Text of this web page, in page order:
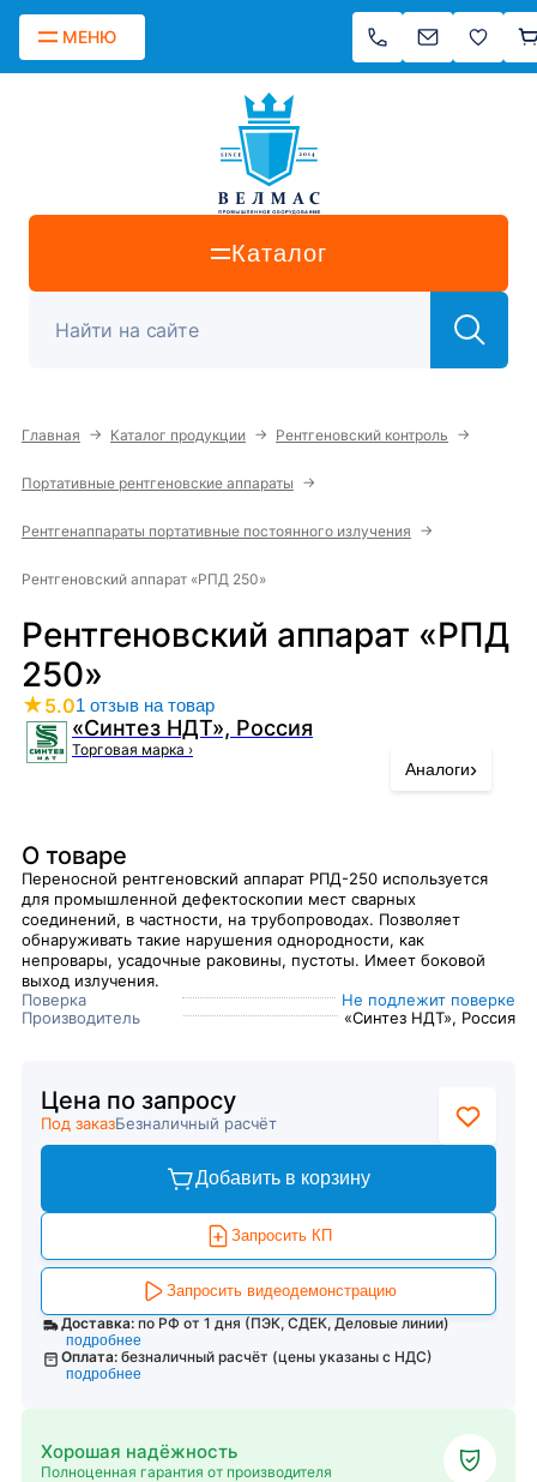
МЕНЮ
Каталог
Главная → Каталог продукции → Рентгеновский контроль →
Портативные рентгеновские аппараты →
Рентгенаппараты портативные постоянного излучения →
Рентгеновский аппарат «РПД 250»
Рентгеновский аппарат «РПД
250»
★5.01 отзыв на товар
«Синтез НДТ», Россия
Торговая марка ›
Аналоги›
О товаре
Переносной рентгеновский аппарат РПД-250 используется
для промышленной дефектоскопии мест сварных
соединений, в частности, на трубопроводах. Позволяет
обнаруживать такие нарушения однородности, как
непровары, усадочные раковины, пустоты. Имеет боковой
выход излучения.
Поверка
Не подлежит поверке
Производитель
«Синтез НДТ», Россия
Цена по запросу
Под заказБезналичный расчёт
Добавить в корзину
Запросить КП
Запросить видеодемонстрацию
Доставка: по РФ от 1 дня (ПЭК, СДЕК, Деловые линии)
подробнее
Оплата: безналичный расчёт (цены указаны с НДС)
подробнее
Хорошая надёжность
Полноценная гарантия от производителя